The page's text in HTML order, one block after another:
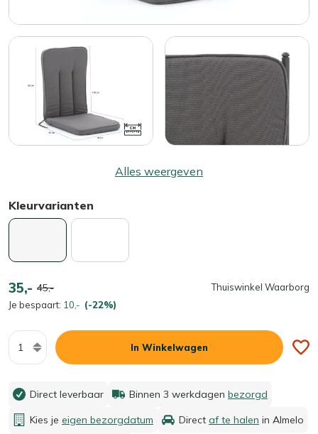
Alles weergeven
Kleurvarianten
35,- 45,-
Je bespaart: 10,- (-22%)
Thuiswinkel Waarborg
Aantal
In Winkelwagen
Direct leverbaar Binnen 3 werkdagen bezorgd
Kies je eigen bezorgdatum Direct af te halen in Almelo